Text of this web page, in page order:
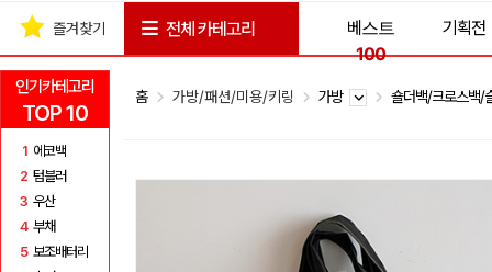
인기카테고리
TOP 10
1 에코백
2 텀블러
3 우산
4 부채
5 보조배터리
즐겨찾기 전체 카테고리
베스트
100
기획전
홈 가방/패션/미용/키링 가방 숄더백/크로스백/